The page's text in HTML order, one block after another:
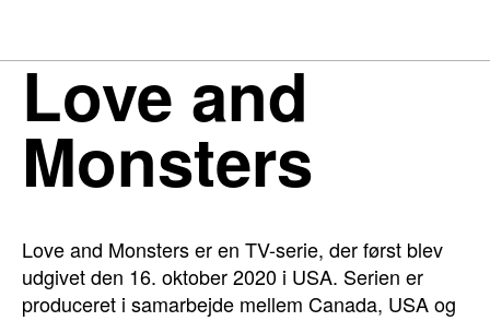
Love and
Monsters
Love and Monsters er en TV-serie, der først blev
udgivet den 16. oktober 2020 i USA. Serien er
produceret i samarbejde mellem Canada, USA og